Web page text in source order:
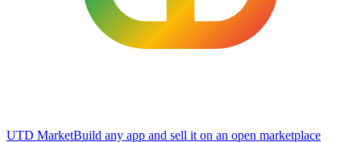
UTD MarketBuild any app and sell it on an open marketplace